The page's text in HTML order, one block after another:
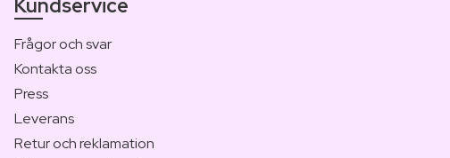
Kundservice
Frågor och svar
Kontakta oss
Press
Leverans
Retur och reklamation